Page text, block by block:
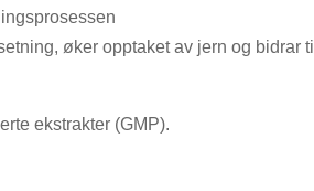
øker opptaket av jern og bidrar
ekstrakter (GMP).